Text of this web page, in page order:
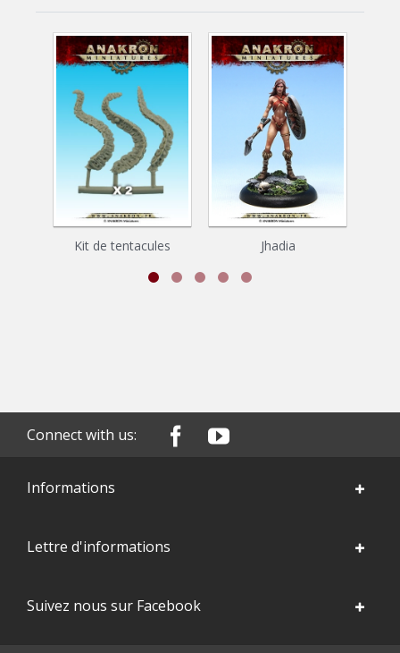
Kit de tentacules Jhadia
Connect with us:
Informations
Lettre d'informations
Suivez nous sur Facebook